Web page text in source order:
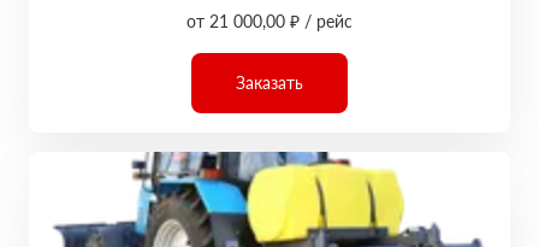
от 21 000,00 ₽ / рейс
Заказать